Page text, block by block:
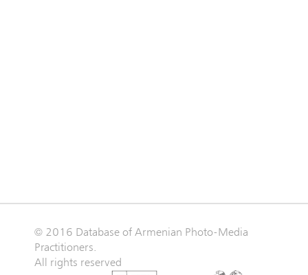
© 2016 Database of Armenian Photo-Media
Practitioners.
All rights reserved